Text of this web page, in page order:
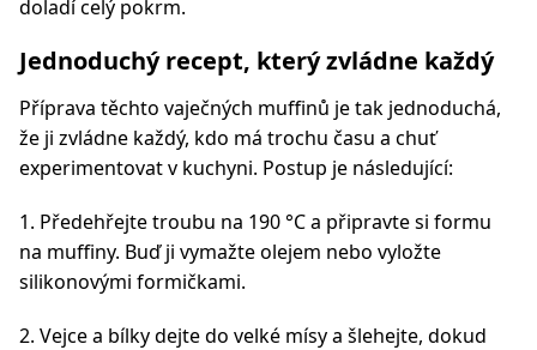
doladí celý pokrm.
Jednoduchý recept, který zvládne každý
Příprava těchto vaječných muffinů je tak jednoduchá,
že ji zvládne každý, kdo má trochu času a chuť
experimentovat v kuchyni. Postup je následující:
1. Předehřejte troubu na 190 °C a připravte si formu
na muffiny. Buď ji vymažte olejem nebo vyložte
silikonovými formičkami.
2. Vejce a bílky dejte do velké mísy a šlehejte, dokud